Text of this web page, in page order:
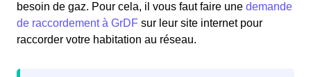
besoin de gaz. Pour cela, il vous faut faire une demande
de raccordement à GrDF sur leur site internet pour
raccorder votre habitation au réseau.